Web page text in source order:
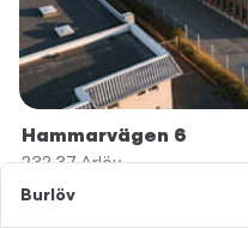
Hammarvägen 6
232 37 Arlöv
Burlöv